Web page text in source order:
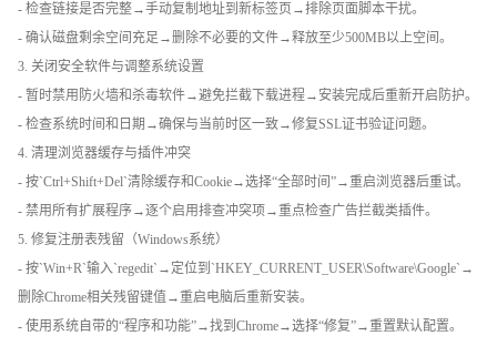
- 检查链接是否完整→手动复制地址到新标签页→排除页面脚本干扰。
- 确认磁盘剩余空间充足→删除不必要的文件→释放至少500MB以上空间。
3. 关闭安全软件与调整系统设置
- 暂时禁用防火墙和杀毒软件→避免拦截下载进程→安装完成后重新开启防护。
- 检查系统时间和日期→确保与当前时区一致→修复SSL证书验证问题。
4. 清理浏览器缓存与插件冲突
- 按`Ctrl+Shift+Del`清除缓存和Cookie→选择“全部时间”→重启浏览器后重试。
- 禁用所有扩展程序→逐个启用排查冲突项→重点检查广告拦截类插件。
5. 修复注册表残留（Windows系统）
- 按`Win+R`输入`regedit`→定位到`HKEY_CURRENT_USER\Software\Google`→
删除Chrome相关残留键值→重启电脑后重新安装。
- 使用系统自带的“程序和功能”→找到Chrome→选择“修复”→重置默认配置。